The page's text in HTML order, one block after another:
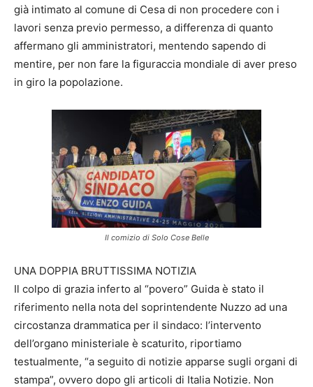
già intimato al comune di Cesa di non procedere con i
lavori senza previo permesso, a differenza di quanto
affermano gli amministratori, mentendo sapendo di
mentire, per non fare la figuraccia mondiale di aver preso
in giro la popolazione.
Il comizio di Solo Cose Belle
UNA DOPPIA BRUTTISSIMA NOTIZIA
Il colpo di grazia inferto al “povero” Guida è stato il
riferimento nella nota del soprintendente Nuzzo ad una
circostanza drammatica per il sindaco: l’intervento
dell’organo ministeriale è scaturito, riportiamo
testualmente, “a seguito di notizie apparse sugli organi di
stampa”, ovvero dopo gli articoli di Italia Notizie. Non